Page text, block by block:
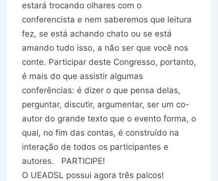
estará trocando olhares com o
conferencista e nem saberemos que leitura
fez, se está achando chato ou se está
amando tudo isso, a não ser que você nos
conte. Participar deste Congresso, portanto,
é mais do que assistir algumas
conferências: é dizer o que pensa delas,
perguntar, discutir, argumentar, ser um co-
autor do grande texto que o evento forma, o
qual, no fim das contas, é construído na
interação de todos os participantes e
autores. PARTICIPE!
O UEADSL possui agora três palcos!